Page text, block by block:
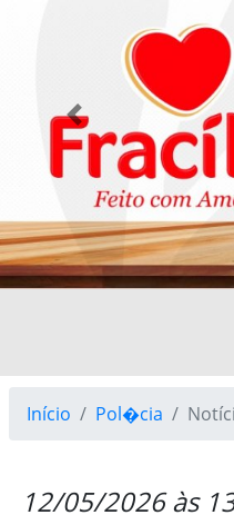
Previous
Início Pol�cia
12/05/2026 às